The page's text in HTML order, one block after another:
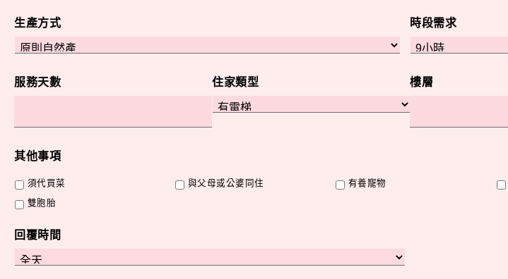
生產方式 時段需求
服務天數 住家類型 樓層
其他事項
須代買菜 與父母或公婆同住 有養寵物
雙胞胎
回覆時間